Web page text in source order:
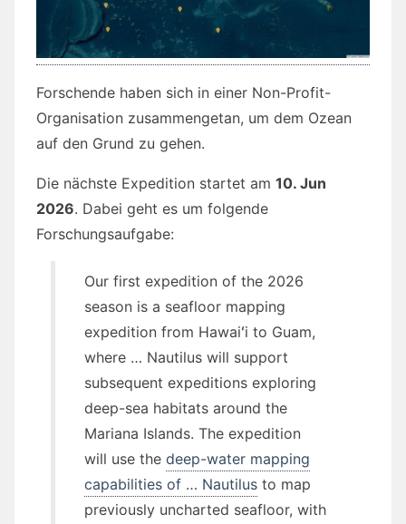
Forschende haben sich in einer Non-Profit-
Organisation zusammengetan, um dem Ozean
auf den Grund zu gehen.
Die nächste Expedition startet am 10. Jun
2026. Dabei geht es um folgende
Forschungsaufgabe:
Our first expedition of the 2026
season is a seafloor mapping
expedition from Hawaiʻi to Guam,
where … Nautilus will support
subsequent expeditions exploring
deep-sea habitats around the
Mariana Islands. The expedition
will use the deep-water mapping
capabilities of … Nautilus to map
previously uncharted seafloor, with